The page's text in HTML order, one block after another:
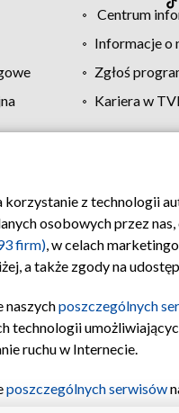
Centrum
Informacje o
Zgłoś
Kariera w
prywatności Moje
z technologii
osobowych przez
firm), w celach
a także zgody na
naszychposzczególnych
ruchu w Internecie.
poszczególnych serwisów